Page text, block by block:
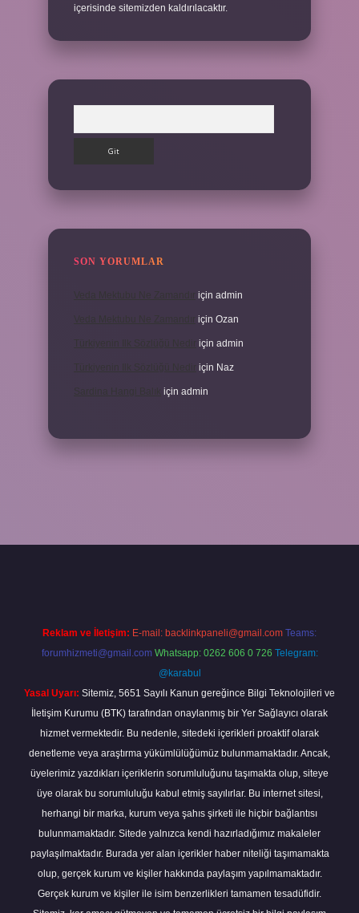
içerisinde sitemizden kaldırılacaktır.
SON YORUMLAR
için admin
için Ozan
için admin
için Naz
için admin
Reklam ve İletişim: E-mail: backlinkpaneli@gmail.com Teams:
forumhizmeti@gmail.com Whatsapp: 0262 606 0 726 Telegram:
@karabul
Yasal Uyarı: Sitemiz, 5651 Sayılı Kanun gereğince Bilgi Teknolojileri ve
İletişim Kurumu (BTK) tarafından onaylanmış bir Yer Sağlayıcı olarak
hizmet vermektedir. Bu nedenle, sitedeki içerikleri proaktif olarak
denetleme veya araştırma yükümlülüğümüz bulunmamaktadır. Ancak,
üyelerimiz yazdıkları içeriklerin sorumluluğunu taşımakta olup, siteye
üye olarak bu sorumluluğu kabul etmiş sayılırlar. Bu internet sitesi,
herhangi bir marka, kurum veya şahıs şirketi ile hiçbir bağlantısı
bulunmamaktadır. Sitede yalnızca kendi hazırladığımız makaleler
paylaşılmaktadır. Burada yer alan içerikler haber niteliği taşımamakta
olup, gerçek kurum ve kişiler hakkında paylaşım yapılmamaktadır.
Gerçek kurum ve kişiler ile isim benzerlikleri tamamen tesadüfidir.